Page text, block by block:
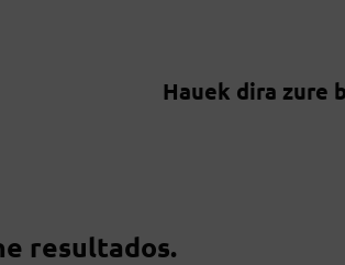
Hauek dira zure
resultados.